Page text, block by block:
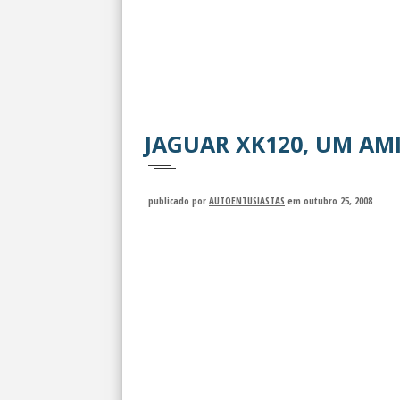
JAGUAR XK120, UM
publicado por AUTOENTUSIASTAS em outubro 25, 2008